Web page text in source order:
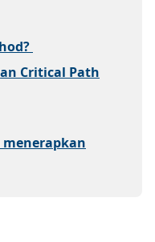
Critical Path